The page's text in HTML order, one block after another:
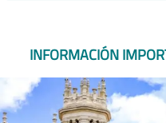
INFORMACIÓN